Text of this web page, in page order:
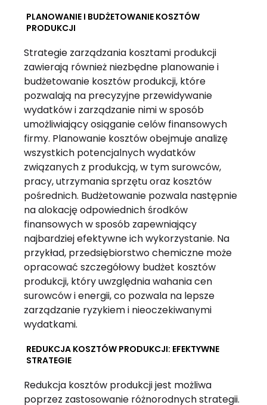
PLANOWANIE I BUDŻETOWANIE KOSZTÓW
PRODUKCJI
Strategie zarządzania kosztami produkcji
zawierają również niezbędne planowanie i
budżetowanie kosztów produkcji, które
pozwalają na precyzyjne przewidywanie
wydatków i zarządzanie nimi w sposób
umożliwiający osiąganie celów finansowych
firmy. Planowanie kosztów obejmuje analizę
wszystkich potencjalnych wydatków
związanych z produkcją, w tym surowców,
pracy, utrzymania sprzętu oraz kosztów
pośrednich. Budżetowanie pozwala następnie
na alokację odpowiednich środków
finansowych w sposób zapewniający
najbardziej efektywne ich wykorzystanie. Na
przykład, przedsiębiorstwo chemiczne może
opracować szczegółowy budżet kosztów
produkcji, który uwzględnia wahania cen
surowców i energii, co pozwala na lepsze
zarządzanie ryzykiem i nieoczekiwanymi
wydatkami.
REDUKCJA KOSZTÓW PRODUKCJI: EFEKTYWNE
STRATEGIE
Redukcja kosztów produkcji jest możliwa
poprzez zastosowanie różnorodnych strategii.